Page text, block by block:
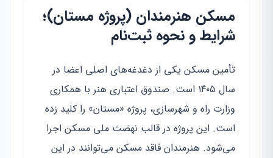
مسکن هنرمندان (پروژه مستان)؛
شرایط و نحوه ثبت‌نام
تأمین مسکن یکی از دغدغه‌های اصلی اعضا در
سال ۱۴۰۵ است. صندوق اعتباری هنر با همکاری
وزارت راه و شهرسازی، پروژه «مستان» را کلید زده
است. این پروژه در قالب نهضت ملی مسکن اجرا
می‌شود. هنرمندان فاقد مسکن می‌توانند در این